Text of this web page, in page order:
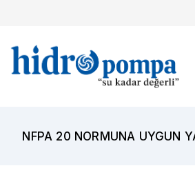
NFPA 20 NORMUNA UYGUN